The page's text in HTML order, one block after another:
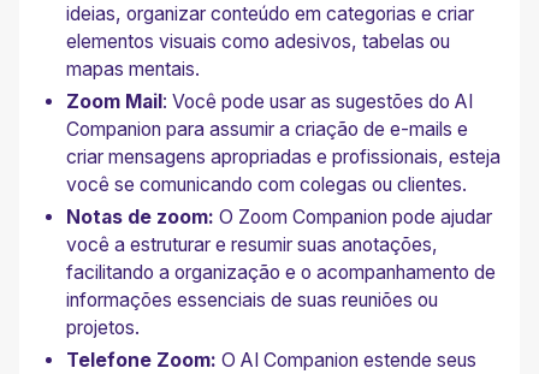
ideias, organizar conteúdo em categorias e criar
elementos visuais como adesivos, tabelas ou
mapas mentais.
Zoom Mail: Você pode usar as sugestões do AI
Companion para assumir a criação de e-mails e
criar mensagens apropriadas e profissionais, esteja
você se comunicando com colegas ou clientes.
Notas de zoom:O Zoom Companion pode ajudar
você a estruturar e resumir suas anotações,
facilitando a organização e o acompanhamento de
informações essenciais de suas reuniões ou
projetos.
Telefone Zoom:O AI Companion estende seus